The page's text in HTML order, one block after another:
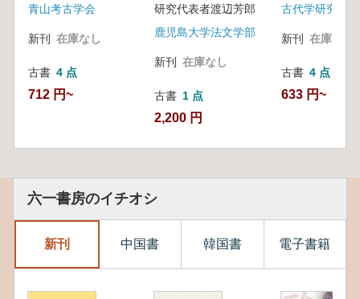
青山考古学会
新刊 在庫なし
古書 4 点
712 円~
の基礎的研究
研究代表者渡辺芳郎
鹿児島大学法文学部
新刊 在庫なし
古書 1 点
2,200 円
古代学研究會
新刊 在庫なし
古書 4 点
633 円~
六一書房のイチオシ
新刊 中国書 韓国書 電子書籍